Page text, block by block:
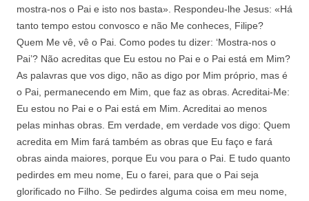
mostra-nos o Pai e isto nos basta». Respondeu-lhe Jesus: «Há
tanto tempo estou convosco e não Me conheces, Filipe?
Quem Me vê, vê o Pai. Como podes tu dizer: ‘Mostra-nos o
Pai’? Não acreditas que Eu estou no Pai e o Pai está em Mim?
As palavras que vos digo, não as digo por Mim próprio, mas é
o Pai, permanecendo em Mim, que faz as obras. Acreditai-Me:
Eu estou no Pai e o Pai está em Mim. Acreditai ao menos
pelas minhas obras. Em verdade, em verdade vos digo: Quem
acredita em Mim fará também as obras que Eu faço e fará
obras ainda maiores, porque Eu vou para o Pai. E tudo quanto
pedirdes em meu nome, Eu o farei, para que o Pai seja
glorificado no Filho. Se pedirdes alguma coisa em meu nome,